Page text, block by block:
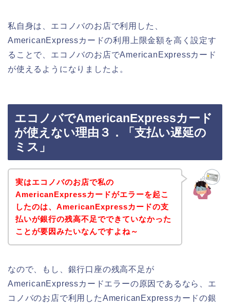
私自身は、エコノバのお店で利用した、
AmericanExpressカードの利用上限金額を高く設定す
ることで、エコノバのお店でAmericanExpressカード
が使えるようになりましたよ。
エコノバでAmericanExpressカード
が使えない理由３．「支払い遅延の
ミス」
実はエコノバのお店で私の
AmericanExpressカードがエラーを起こ
したのは、AmericanExpressカードの支
払いが銀行の残高不足でできていなかった
ことが要因みたいなんですよね～
なので、もし、銀行口座の残高不足が
AmericanExpressカードエラーの原因であるなら、エ
コノバのお店で利用したAmericanExpressカードの銀